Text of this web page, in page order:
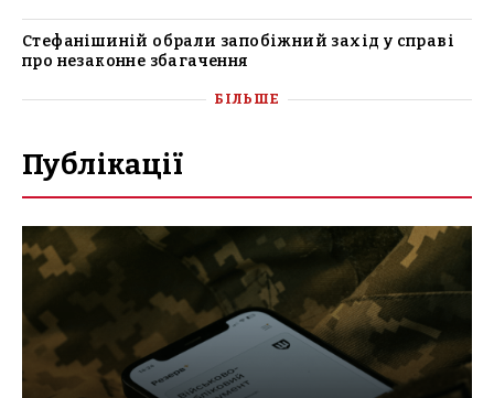
Стефанішиній обрали запобіжний захід у справі
про незаконне збагачення
БІЛЬШЕ
Публікації